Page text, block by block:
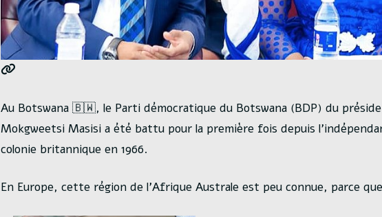
Au Botswana 🇧🇼, le Parti démocratique du Botswana (BDP) du
Mokgweetsi Masisi a été battu pour la première fois depuis
colonie britannique en 1966.
En Europe, cette région de l’Afrique Australe est peu connue, parce